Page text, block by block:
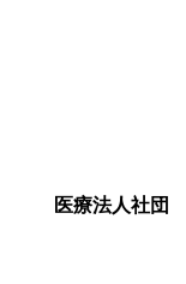
医療法人社団